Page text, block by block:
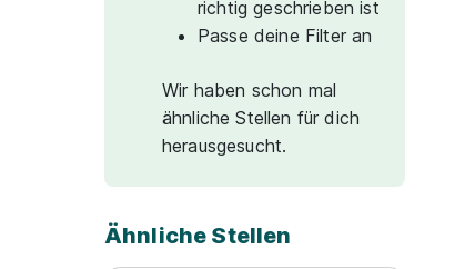
richtig geschrieben ist
Passe deine Filter an
Wir haben schon mal
ähnliche Stellen für dich
herausgesucht.
Ähnliche Stellen